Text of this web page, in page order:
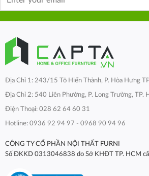
Địa Chỉ 1: 243/15 Tô Hiến Thành, P. Hòa Hưng
Địa Chỉ 2: 540 Liên Phường, P. Long Trường, TP.
Điện Thoại: 028 62 64 60 31
Hotline: 0936 92 94 97 - 0968 90 94 96
CÔNG TY CỔ PHẦN NỘI THẤT FURNI
Số ĐKKD 0313046838 do Sở KHĐT TP. HCM